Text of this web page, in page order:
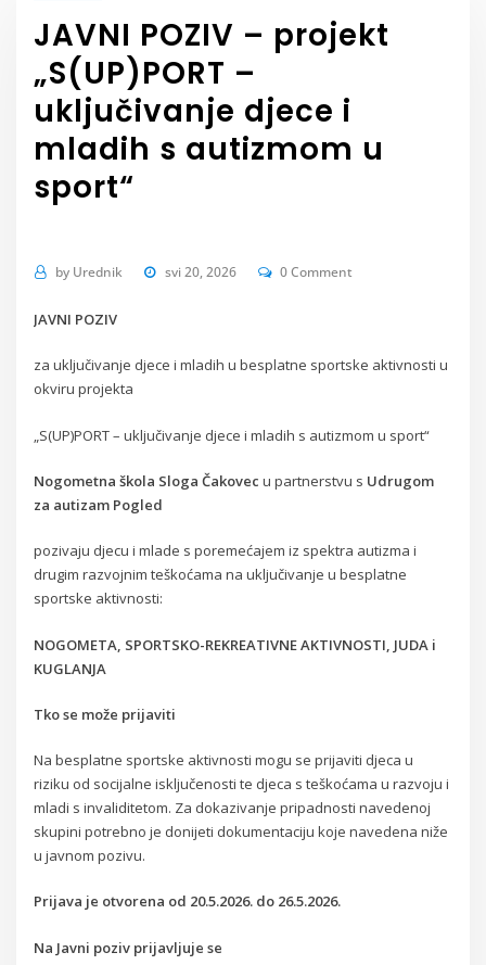
JAVNI POZIV – projekt
„S(UP)PORT –
uključivanje djece i
mladih s autizmom u
sport“
by Urednik svi 20, 2026 0 Comment
JAVNI POZIV
za uključivanje djece i mladih u besplatne sportske aktivnosti u
okviru projekta
„S(UP)PORT – uključivanje djece i mladih s autizmom u sport“
Nogometna škola Sloga Čakovecu partnerstvu s Udrugom
za autizam Pogled
pozivaju djecu i mlade s poremećajem iz spektra autizma i
drugim razvojnim teškoćama na uključivanje u besplatne
sportske aktivnosti:
NOGOMETA, SPORTSKO-REKREATIVNE AKTIVNOSTI, JUDA i
KUGLANJA
Tko se može prijaviti
Na besplatne sportske aktivnosti mogu se prijaviti djeca u
riziku od socijalne isključenosti te djeca s teškoćama u razvoju i
mladi s invaliditetom. Za dokazivanje pripadnosti navedenoj
skupini potrebno je donijeti dokumentaciju koje navedena niže
u javnom pozivu.
Prijava je otvorena od 20.5.2026. do 26.5.2026.
Na Javni poziv prijavljuje se